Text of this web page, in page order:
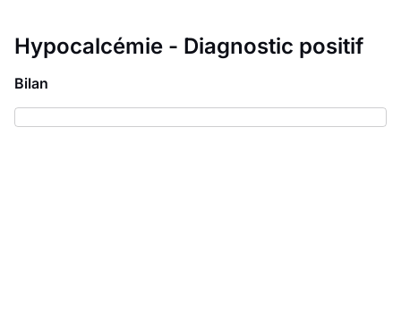
Hypocalcémie - Diagnostic positif
Bilan